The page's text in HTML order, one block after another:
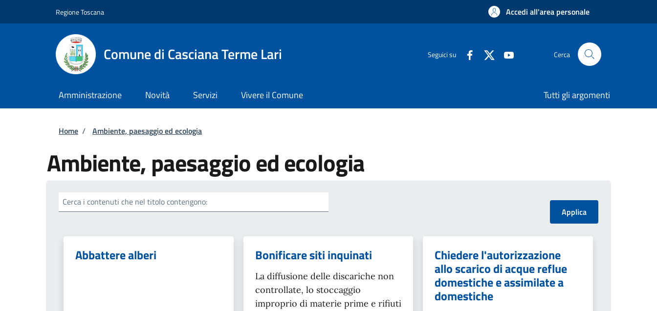
Regione Toscana Accedi all'area personale
Comune di Casciana Terme Lari Seguici su Cerca
Amministrazione Novità Servizi Vivere il Comune Tutti gli argomenti
Briciole di pane
Home / Ambiente, paesaggio ed ecologia
Ambiente, paesaggio ed ecologia
Cerca i contenuti che nel titolo contengono:
Abbattere alberi Bonificare siti inquinati
La diffusione delle discariche non
controllate, lo stoccaggio
improprio di materie prime e rifiuti
Chiedere l'autorizzazione
allo scarico di acque reflue
domestiche e assimilate a
domestiche